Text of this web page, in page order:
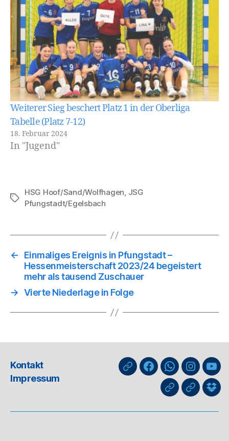
Weiterer Sieg beschert Platz 1 in der Oberliga
Tabelle (Platz 7-12)
18. Februar 2024
In "Jugend"
Schlagwörter
HSG Hoof/Sand/Wolfhagen, JSG
Pfungstadt/Egelsbach
←
Einmaliges Ereignis in Pfungstadt –
Hessenmeisterschaft 2023/24 begeistert
mehr als tausend Zuschauer
→ Vierte Niederlage in Folge
Kontakt
Impressum
nuLigaFacebookWhatsApp-
Kanal
GIPHYThreads